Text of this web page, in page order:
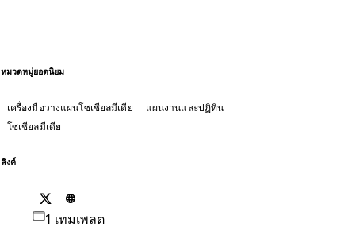
หมวดหมู่ยอดนิยม
เครื่องมือวางแผนโซเชียลมีเดีย
แผนงานและปฏิทิน
โซเชียลมีเดีย
ลิงค์
1 เทมเพลต